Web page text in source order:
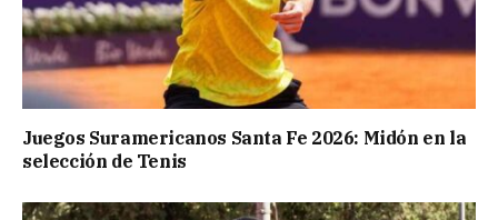
Juegos Suramericanos Santa Fe 2026: Midón en la
selección de Tenis